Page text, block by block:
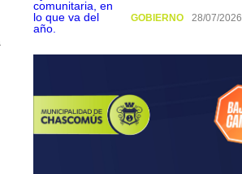
GOBIERNO 28/07/2026